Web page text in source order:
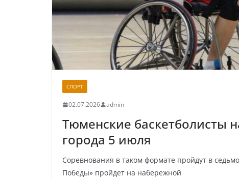
СПОРТ
02.07.2026 admin
Тюменские баскетболисты
города 5 июля
Соревнования в таком формате пройдут в
Победы» пройдет на набережной